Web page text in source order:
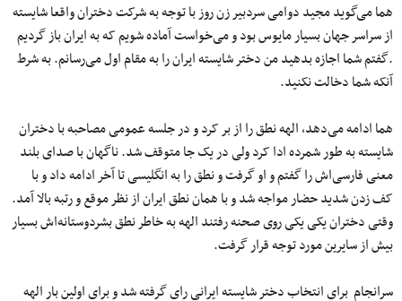
هما می‌گوید مجید دوامی سردبیر زن روز با توجه به شرکت دختران واقعا شایسته
از سراسر جهان بسیار مایوس بود و می‌خواست آماده شویم که به ایران باز گردیم
.گفتم شما اجازه بدهید من دختر شایسته ایران را به مقام اول می‌رسانم. به شرط
آنکه شما دخالت نکنید.
هما ادامه می‌دهد، الهه نطق را از بر کرد و در جلسه عمومی مصاحبه با دختران
شایسته به طور شمرده ادا کرد ولی در یک جا متوقف شد. ناگهان با صدای بلند
معنی فارسی‌اش را گفتم و او گرفت و نطق را به انگلیسی تا آخر ادامه داد و با
کف زدن شدید حضار مواجه شد و با همان نطق ایران از نظر موقع و رتبه بالا آمد.
وقتی دختران یکی یکی روی صحنه رفتند الهه به خاطر نطق بشردوستانه‌اش بسیار
بیش از سایرین مورد توجه قرار گرفت.
سرانجام برای انتخاب دختر شایسته ایرانی رای گرفته شد و برای اولین بار الهه